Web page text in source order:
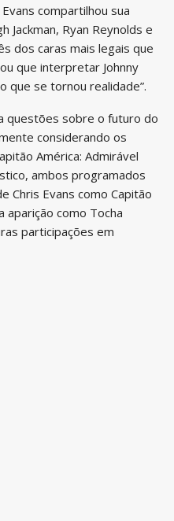
compartilhou sua
Jackman, Ryan Reynolds e
dos caras mais legais que
que interpretar Johnny
que se tornou realidade”.
questões sobre o futuro do
considerando os
América: Admirável
ambos programados
Chris Evans como Capitão
aparição como Tocha
participações em